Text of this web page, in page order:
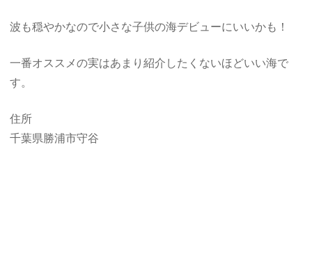
波も穏やかなので小さな子供の海デビューにいいかも！
一番オススメの実はあまり紹介したくないほどいい海で
す。
住所
千葉県勝浦市守谷